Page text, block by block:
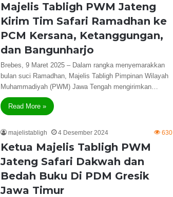
Majelis Tabligh PWM Jateng
Kirim Tim Safari Ramadhan ke
PCM Kersana, Ketanggungan,
dan Bangunharjo
Brebes, 9 Maret 2025 – Dalam rangka menyemarakkan
bulan suci Ramadhan, Majelis Tabligh Pimpinan Wilayah
Muhammadiyah (PWM) Jawa Tengah mengirimkan…
Read More »
majelistabligh 4 Desember 2024 630
Ketua Majelis Tabligh PWM
Jateng Safari Dakwah dan
Bedah Buku Di PDM Gresik
Jawa Timur